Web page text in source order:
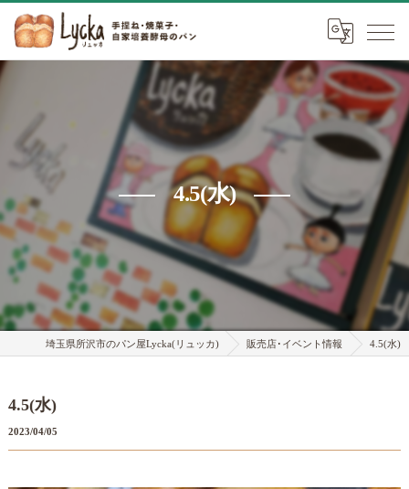
4.5(水)
埼玉県所沢市のパン屋Lycka(リュッカ) 販売店･イベント情報 4.5(水)
4.5(水)
2023/04/05